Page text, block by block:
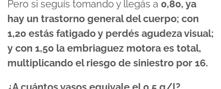
Pero si seguís tomando y llegás a 0,80, ya
hay un trastorno general del cuerpo; con
1,20 estás fatigado y perdés agudeza visual;
y con 1,50 la embriaguez motora es total,
multiplicando el riesgo de siniestro por 16.